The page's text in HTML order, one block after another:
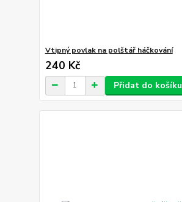
Vtipný povlak na polštář háčkování
240 Kč
Přidat do košíku